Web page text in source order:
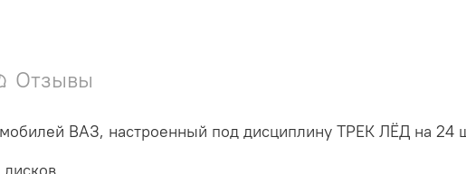
Отзывы
ВАЗ, настроенный под дисциплину ТРЕК ЛЁД на 24